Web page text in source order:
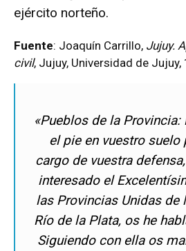
ejército norteño.
Fuente: Joaquín Carrillo, Jujuy.
civil, Jujuy, Universidad de
«Pueblos de la Provincia:
el pie en vuestro suelo
cargo de vuestra
interesado el
las Provincias Unidas de
Río de la Plata, os he
Siguiendo con ella os